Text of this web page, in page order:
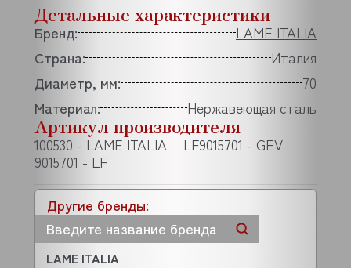
Другие бренды:
LAME ITALIA
Детальные характеристики
Бренд:
LAME ITALIA
Страна:
Италия
Диаметр, мм:
70
Материал:
Нержавеющая сталь
Артикул производителя
100530 - LAME ITALIA
9015701 - LF
LF9015701 - GEV